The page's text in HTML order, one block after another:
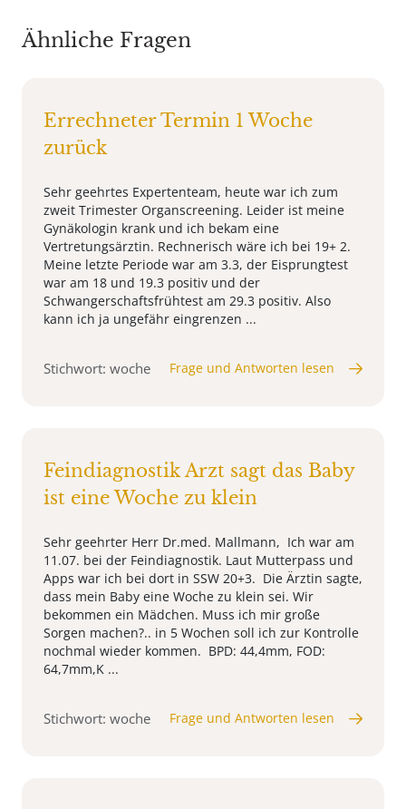
Ähnliche Fragen
Errechneter Termin 1 Woche
zurück
Sehr geehrtes Expertenteam, heute war ich zum
zweit Trimester Organscreening. Leider ist meine
Gynäkologin krank und ich bekam eine
Vertretungsärztin. Rechnerisch wäre ich bei 19+ 2.
Meine letzte Periode war am 3.3, der Eisprungtest
war am 18 und 19.3 positiv und der
Schwangerschaftsfrühtest am 29.3 positiv. Also
kann ich ja ungefähr eingrenzen ...
Stichwort: woche Frage und Antworten lesen
Feindiagnostik Arzt sagt das Baby
ist eine Woche zu klein
Sehr geehrter Herr Dr.med. Mallmann, Ich war am
11.07. bei der Feindiagnostik. Laut Mutterpass und
Apps war ich bei dort in SSW 20+3. Die Ärztin sagte,
dass mein Baby eine Woche zu klein sei. Wir
bekommen ein Mädchen. Muss ich mir große
Sorgen machen?.. in 5 Wochen soll ich zur Kontrolle
nochmal wieder kommen. BPD: 44,4mm, FOD:
64,7mm,K ...
Stichwort: woche Frage und Antworten lesen